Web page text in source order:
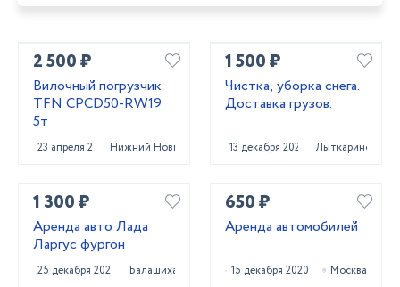
2 500 ₽
Вилочный погрузчик
TFN CPCD50-RW19
5т
23 апреля 2025 Нижний Новгород
1 500 ₽
Чистка, уборка снега.
Доставка грузов.
13 декабря 2023 Лыткарино
1 300 ₽
Аренда авто Лада
Ларгус фургон
25 декабря 2020 Балашиха
650 ₽
Аренда автомобилей
15 декабря 2020 Москва